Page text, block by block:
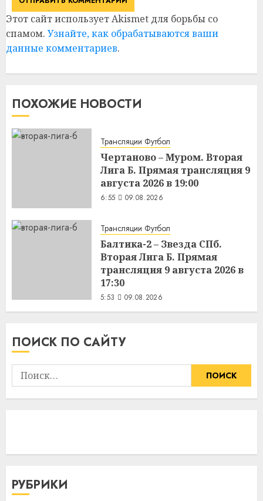
Этот сайт использует Akismet для борьбы со
спамом. Узнайте, как обрабатываются ваши
данные комментариев.
ПОХОЖИЕ НОВОСТИ
Трансляции Футбол
Чертаново – Муром. Вторая
Лига Б. Прямая трансляция 9
августа 2026 в 19:00
6:55 09.08.2026
Трансляции Футбол
Балтика-2 – Звезда СПб.
Вторая Лига Б. Прямая
трансляция 9 августа 2026 в
17:30
5:53 09.08.2026
ПОИСК ПО САЙТУ
Найти:
РУБРИКИ